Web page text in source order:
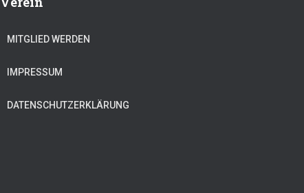
MITGLIED WERDEN
IMPRESSUM
DATENSCHUTZERKLÄRUNG